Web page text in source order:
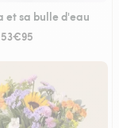
et sa bulle d'eau
53€95